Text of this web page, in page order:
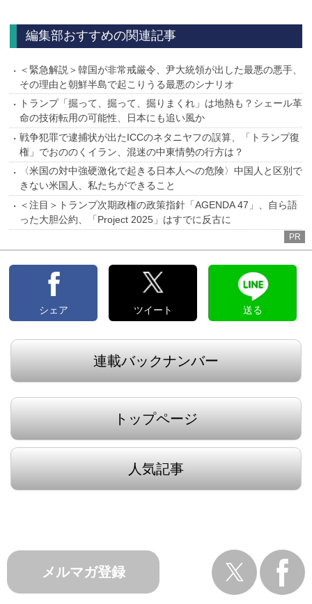
編集部おすすめの関連記事
＜緊急解説＞韓国が非常戒厳令、尹大統領が出した最悪の悪手、
その理由と朝鮮半島で起こりうる最悪のシナリオ
トランプ「掘って、掘って、掘りまくれ」は地熱も？シェール革
命の技術転用の可能性、日本にも追い風か
戦争犯罪で逮捕状が出たICCのネタニヤフの誤算、「トランプ復
権」でおののくイラン、混迷の中東情勢の行方は？
〈米国の対中強硬激化で起きる日本人への危険〉中国人と区別で
きない米国人、私たちができること
＜注目＞トランプ次期政権の政策指針「AGENDA 47」、自ら語
った大胆公約、「Project 2025」はすでに反古に
PR
シェア ツイート 送る
連載バックナンバー
トップページ
人気記事
メルマガ登録